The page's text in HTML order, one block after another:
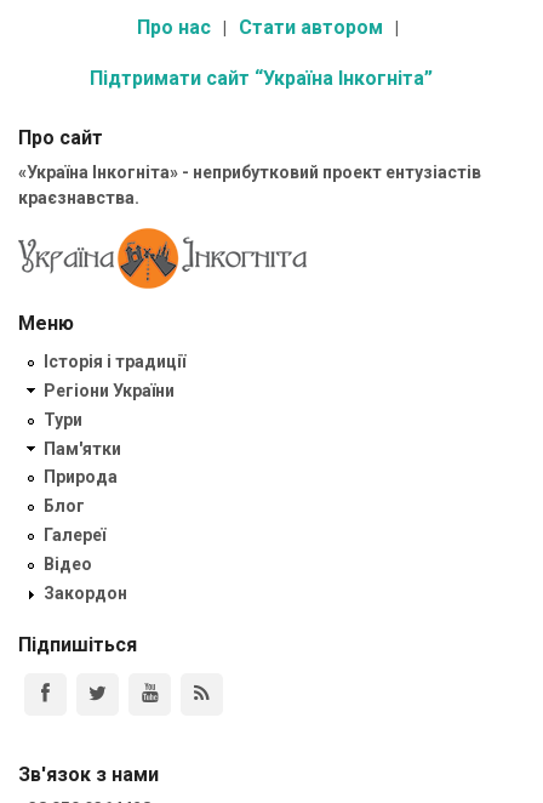
Про нас Стати автором
Підтримати сайт “Україна Інкогніта”
Про сайт
«Україна Інкогніта» - неприбутковий проект ентузіастів
краєзнавства.
Меню
Історія і традиції
Регіони України
Тури
Пам'ятки
Природа
Блог
Галереї
Відео
Закордон
Підпишіться
Зв'язок з нами